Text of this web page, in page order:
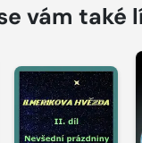
vám také